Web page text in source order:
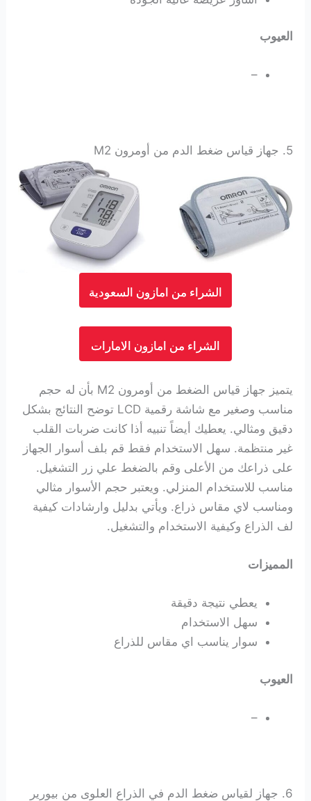
العيوب
–
5. جهاز قياس ضغط الدم من أومرون M2
الشراء من امازون السعودية
الشراء من امازون الامارات
يتميز جهاز قياس الضغط من أومرون M2 بأن له حجم
مناسب وصغير مع شاشة رقمية LCD توضح النتائج بشكل
دقيق ومثالي. يعطيك أيضاً تنبيه أذا كانت ضربات القلب
غير منتظمة. سهل الاستخدام فقط قم بلف أسوار الجهاز
على ذراعك من الأعلى وقم بالضغط علي زر التشغيل.
مناسب للاستخدام المنزلي. ويعتبر حجم الأسوار مثالي
ومناسب لاي مقاس ذراع. ويأتي بدليل وارشادات كيفية
لف الذراع وكيفية الاستخدام والتشغيل.
المميزات
يعطي نتيجة دقيقة
سهل الاستخدام
سوار يناسب اي مقاس للذراع
العيوب
–
6. جهاز لقياس ضغط الدم في الذراع العلوى من بيورير